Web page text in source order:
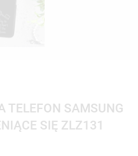
TELEFON SAMSUNG
SIĘ ZLZ131